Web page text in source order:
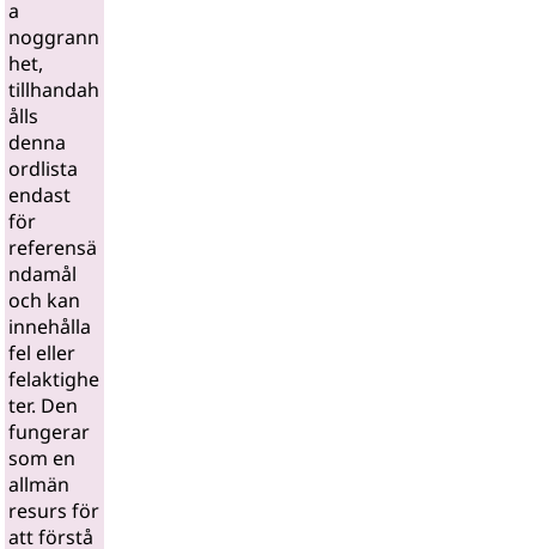
a
noggrann
het,
tillhandah
ålls
denna
ordlista
endast
för
referensä
ndamål
och kan
innehålla
fel eller
felaktighe
ter. Den
fungerar
som en
allmän
resurs för
att förstå